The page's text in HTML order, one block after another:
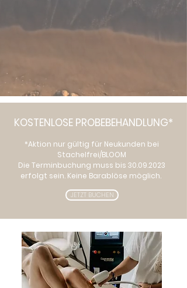
KOSTENLOSE PROBEBEHANDLUNG*
*Aktion nur gültig für Neukunden bei
Stachelfrei/BLOOM
Die Terminbuchung muss bis 30.09.2023
erfolgt sein. Keine Barablöse möglich.
JETZT BUCHEN